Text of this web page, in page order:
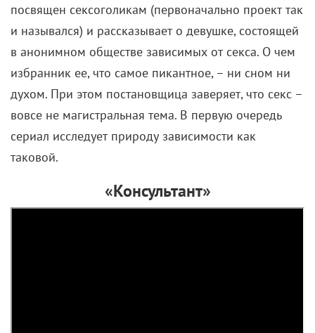
посвящен сексоголикам (первоначально проект так
и назывался) и рассказывает о девушке, состоящей
в анонимном обществе зависимых от секса. О чем
избранник ее, что самое пикантное, – ни сном ни
духом. При этом постановщица заверяет, что секс –
вовсе не магистральная тема. В первую очередь
сериал исследует природу зависимости как
таковой.
«Консультант»